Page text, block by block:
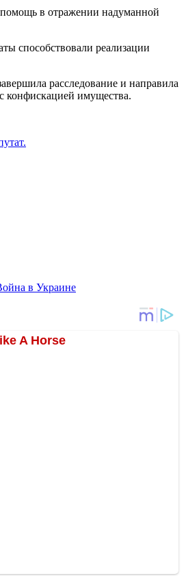
помощь в отражении надуманной
способствовали реализации
расследование и направила
конфискацией имущества.
в Украине